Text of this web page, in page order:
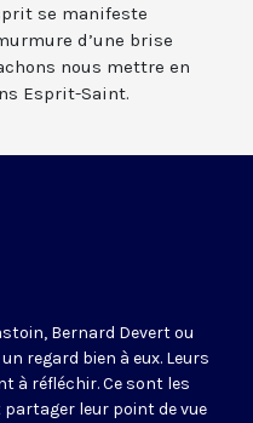
se manifeste
d’une brise
nous mettre en
Esprit-Saint.
Bernard Devert ou
regard bien à eux. Leurs
à réfléchir. Ce sont les
partager leur point de vue